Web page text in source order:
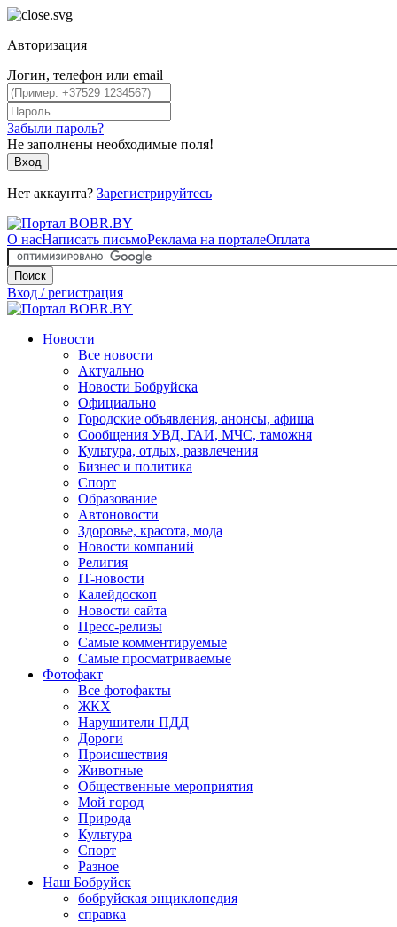
Авторизация
Логин, телефон или email
Забыли пароль?
Не заполнены необходимые поля!
Вход
Нет аккаунта? Зарегистрируйтесь
О насНаписать письмоРеклама на порталеОплата
Поиск
Вход / регистрация
Новости
Все новости
Актуально
Новости Бобруйска
Официально
Городские объявления, анонсы, афиша
Сообщения УВД, ГАИ, МЧС, таможня
Культура, отдых, развлечения
Бизнес и политика
Спорт
Образование
Автоновости
Здоровье, красота, мода
Новости компаний
Религия
IT-новости
Калейдоскоп
Новости сайта
Пресс-релизы
Самые комментируемые
Самые просматриваемые
Фотофакт
Все фотофакты
ЖКХ
Нарушители ПДД
Дороги
Происшествия
Животные
Общественные мероприятия
Мой город
Природа
Культура
Спорт
Разное
Наш Бобруйск
бобруйская энциклопедия
справка